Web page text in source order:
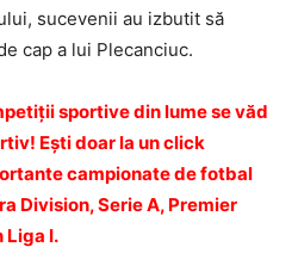
sucevenii au izbutit să
cap a lui Plecanciuc.
sportive din lume se văd
Eşti doar la un click
campionate de fotbal
Division, Serie A, Premier
Liga I.